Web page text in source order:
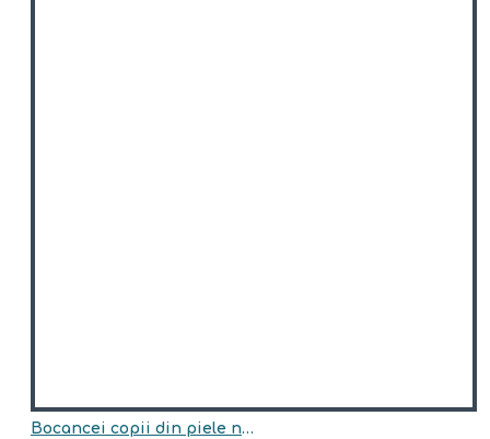
Bocancei copii din piele naturala model INDIGO